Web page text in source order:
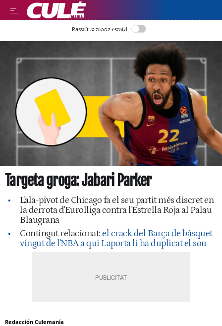
LLEGIR EN CATALÀ
Passa’t al mode estalvi
Targeta groga: Jabari Parker
L'ala-pivot de Chicago fa el seu partit més discret en
la derrota d'Eurolliga contra l'Estrella Roja al Palau
Blaugrana
Contingut relacionat:el crack del Barça de bàsquet
vingut de l'NBA a qui Laporta li ha duplicat el sou
Redacción Culemanía